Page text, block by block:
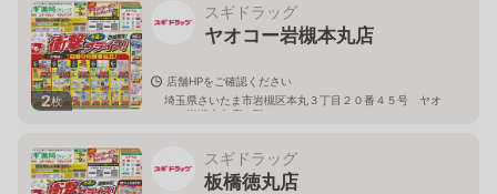
2枚
スギドラッグ
ヤオコー岩槻本丸店
店舗HPをご確認ください
埼玉県さいたま市岩槻区本丸３丁目２０番４５号 ヤオ
コー岩槻本丸店２階
スギドラッグ
板橋徳丸店